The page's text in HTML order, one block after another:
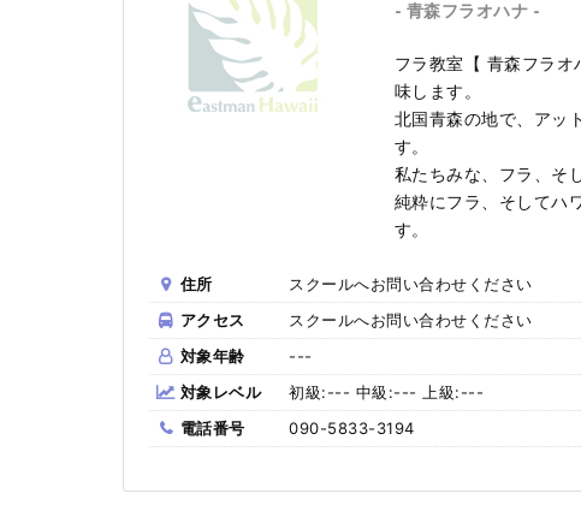
- 青森フラオハナ -
フラ教室【 青森フラ
味します。
北国青森の地で、アッ
す。
私たちみな、フラ、そ
純粋にフラ、そしてハ
す。
住所
スクールへお問い合わせください
アクセス
スクールへお問い合わせください
対象年齢
---
対象レベル
初級:--- 中級:--- 上級:---
電話番号
090-5833-3194